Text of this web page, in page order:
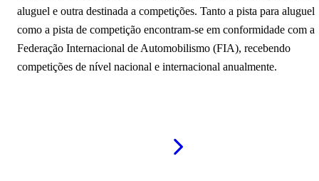
aluguel e outra destinada a competições. Tanto a pista para aluguel
como a pista de competição encontram-se em conformidade com a
Federação Internacional de Automobilismo (FIA), recebendo
competições de nível nacional e internacional anualmente.